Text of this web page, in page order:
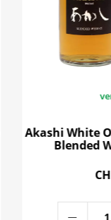
Akashi White
Blended